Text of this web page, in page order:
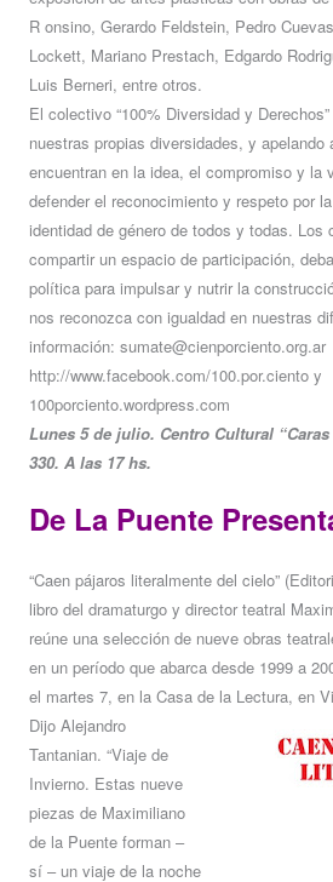
R onsino, Gerardo Feldstein, Pedro
Lockett, Mariano Prestach, Edgardo
Luis Berneri, entre otros.
El colectivo “100% Diversidad y
nuestras propias diversidades, y
encuentran en la idea, el compromiso y la
defender el reconocimiento y respeto por
identidad de género de todos y todas. Los
compartir un espacio de participación,
política para impulsar y nutrir la
nos reconozca con igualdad en nuestras
información: sumate@cienporciento.org.ar
http://www.facebook.com/100.por.ciento y
100porciento.wordpress.com
Lunes 5 de julio. Centro Cultural “Caras
330. A las 17 hs.
De La Puente
“Caen pájaros literalmente del cielo”
libro del dramaturgo y director teatral
reúne una selección de nueve obras
en un período que abarca desde 1999 a
el martes 7, en la Casa de la Lectura, en
Dijo Alejandro
Tantanian. “Viaje de
Invierno. Estas nueve
piezas de Maximiliano
de la Puente forman –
sí – un viaje de la noche